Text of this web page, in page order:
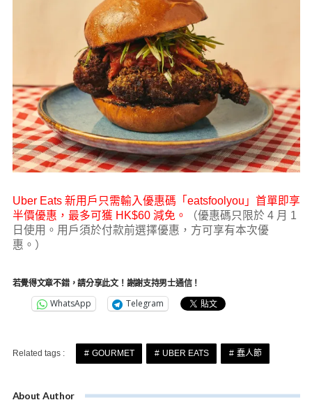
Uber Eats 新用戶只需輸入優惠碼「eatsfoolyou」首單即享
半價優惠，最多可獲 HK$60 減免。
（優惠碼只限於 4 月 1
日使用。用戶須於付款前選擇優惠，方可享有本次優
惠。）
若覺得文章不錯，請分享此文！謝謝支持男士通信！
WhatsApp Telegram
Related tags : GOURMET UBER EATS 蠢人節
About Author